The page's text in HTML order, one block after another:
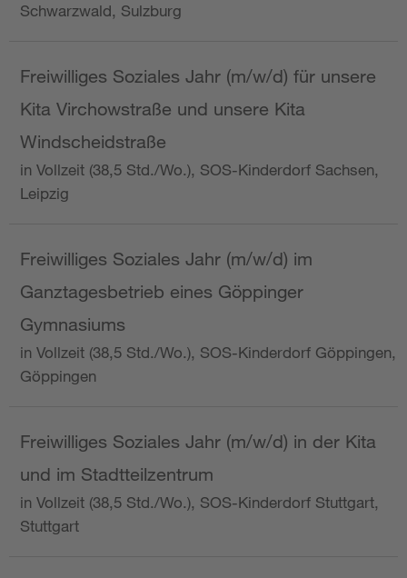
Schwarzwald, Sulzburg
Freiwilliges Soziales Jahr (m/w/d) für unsere
Kita Virchowstraße und unsere Kita
Windscheidstraße
in Vollzeit (38,5 Std./Wo.), SOS-Kinderdorf Sachsen,
Leipzig
Freiwilliges Soziales Jahr (m/w/d) im
Ganztagesbetrieb eines Göppinger
Gymnasiums
in Vollzeit (38,5 Std./Wo.), SOS-Kinderdorf Göppingen,
Göppingen
Freiwilliges Soziales Jahr (m/w/d) in der Kita
und im Stadtteilzentrum
in Vollzeit (38,5 Std./Wo.), SOS-Kinderdorf Stuttgart,
Stuttgart